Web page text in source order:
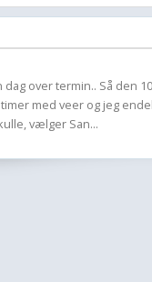
over termin.. Så den
med veer og jeg
vælger San...